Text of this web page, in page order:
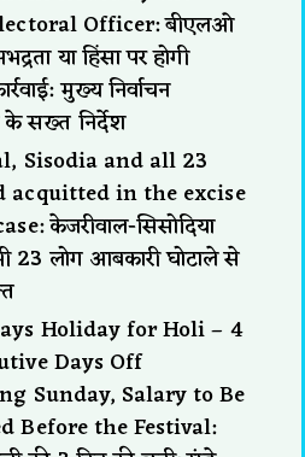
Officer: बीएलओ
या हिंसा पर होगी
मुख्य निर्वाचन
के सख्त निर्देश
Sisodia and all 23
acquitted in the excise
केजरीवाल-सिसोदिया
23 लोग आबकारी घोटाले से
Holiday for Holi – 4
Days Off
Sunday, Salary to Be
Before the Festival: